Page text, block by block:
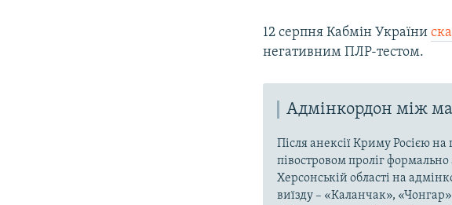
12 серпня Кабмін України
негативним ПЛР-тестом.
Адмінкордон між
Після анексії Криму Росією
півостровом проліг
Херсонській області на
виїзду – «Каланчак»,